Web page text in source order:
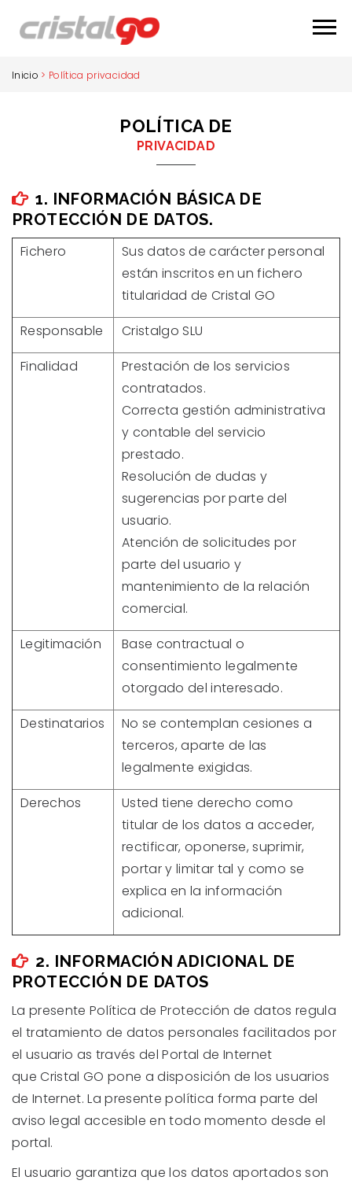
Inicio > Política privacidad
POLÍ­TICA DE
PRIVACIDAD
1. INFORMACIÓN BÁSICA DE
PROTECCIÓN DE DATOS.
Fichero
Sus datos de carácter personal
están inscritos en un fichero
titularidad de Cristal GO
Responsable
Cristalgo SLU
Finalidad
Prestación de los servicios
contratados.
Correcta gestión administrativa
y contable del servicio
prestado.
Resolución de dudas y
sugerencias por parte del
usuario.
Atención de solicitudes por
parte del usuario y
mantenimiento de la relación
comercial.
Legitimación
Base contractual o
consentimiento legalmente
otorgado del interesado.
Destinatarios
No se contemplan cesiones a
terceros, aparte de las
legalmente exigidas.
Derechos
Usted tiene derecho como
titular de los datos a acceder,
rectificar, oponerse, suprimir,
portar y limitar tal y como se
explica en la información
adicional.
2. INFORMACIÓN ADICIONAL DE
PROTECCIÓN DE DATOS
La presente Política de Protección de datos regula
el tratamiento de datos personales facilitados por
el usuario as través del Portal de Internet
que Cristal GO pone a disposición de los usuarios
de Internet. La presente política forma parte del
aviso legal accesible en todo momento desde el
portal.
El usuario garantiza que los datos aportados son